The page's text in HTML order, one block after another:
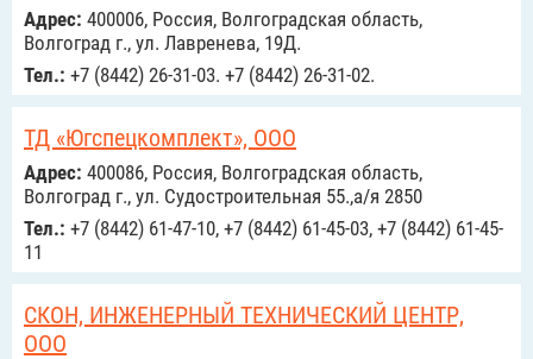
Адрес: 400006, Россия, Волгоградская область,
Волгоград г., ул. Лавренева, 19Д.
Тел.: +7 (8442) 26-31-03. +7 (8442) 26-31-02.
ТД «Югспецкомплект», ООО
Адрес: 400086, Россия, Волгоградская область,
Волгоград г., ул. Судостроительная 55.,а/я 2850
Тел.: +7 (8442) 61-47-10, +7 (8442) 61-45-03, +7 (8442) 61-45-
11
СКОН, ИНЖЕНЕРНЫЙ ТЕХНИЧЕСКИЙ ЦЕНТР,
ООО